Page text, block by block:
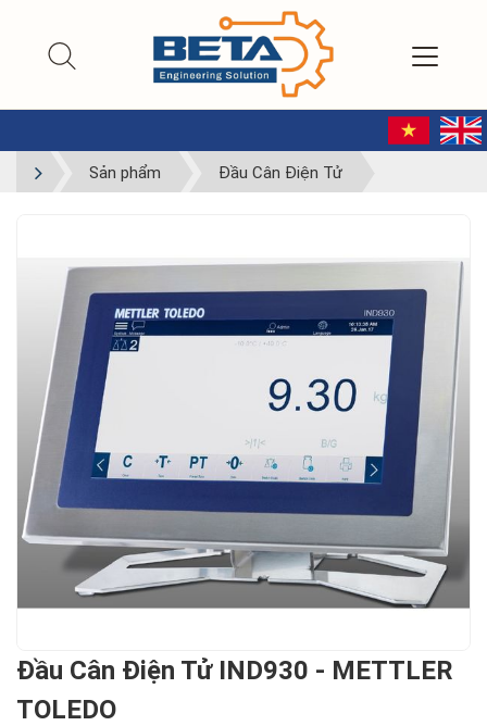
Sản phẩm Đầu Cân Điện Tử
Đầu Cân Điện Tử IND930 - METTLER
TOLEDO